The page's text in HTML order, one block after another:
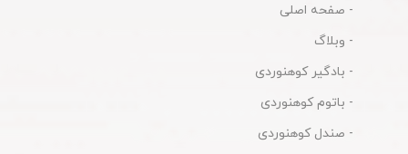
- صفحه اصلی
- وبلاگ
- بادگیر کوهنوردی
- باتوم کوهنوردی
- صندل کوهنوردی